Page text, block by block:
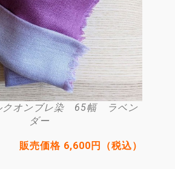
クオンブレ染 65幅 ラベン
ダー
販売価格 6,600円（税込）